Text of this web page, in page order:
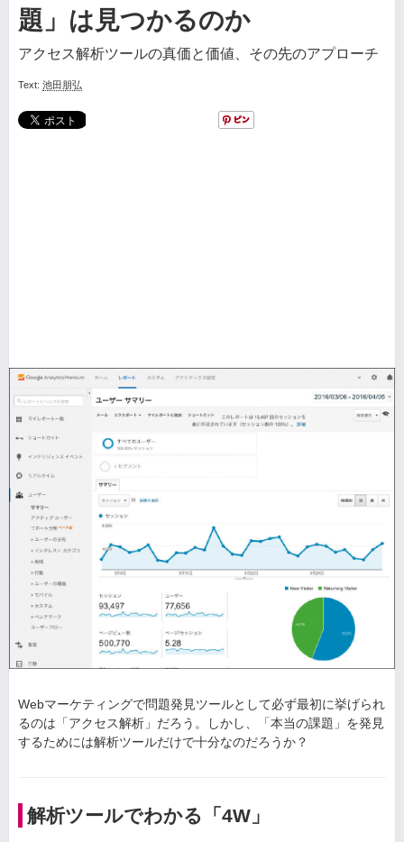
題」は見つかるのか
アクセス解析ツールの真価と価値、その先のアプローチ
Text: 池田朋弘
Webマーケティングで問題発見ツールとして必ず最初に挙げられ
るのは「アクセス解析」だろう。しかし、「本当の課題」を発見
するためには解析ツールだけで十分なのだろうか？
解析ツールでわかる「4W」